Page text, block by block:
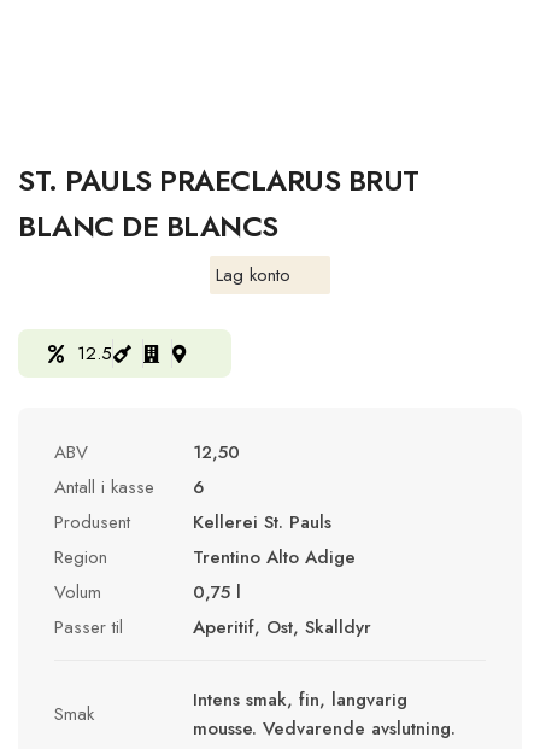
ST. PAULS PRAECLARUS BRUT
BLANC DE BLANCS
Lag konto
12.5
ABV
12,50
Antall i kasse
6
Produsent
Kellerei St. Pauls
Region
Trentino Alto Adige
Volum
0,75 l
Passer til
Aperitif, Ost, Skalldyr
Smak
Intens smak, fin, langvarig
mousse. Vedvarende avslutning.